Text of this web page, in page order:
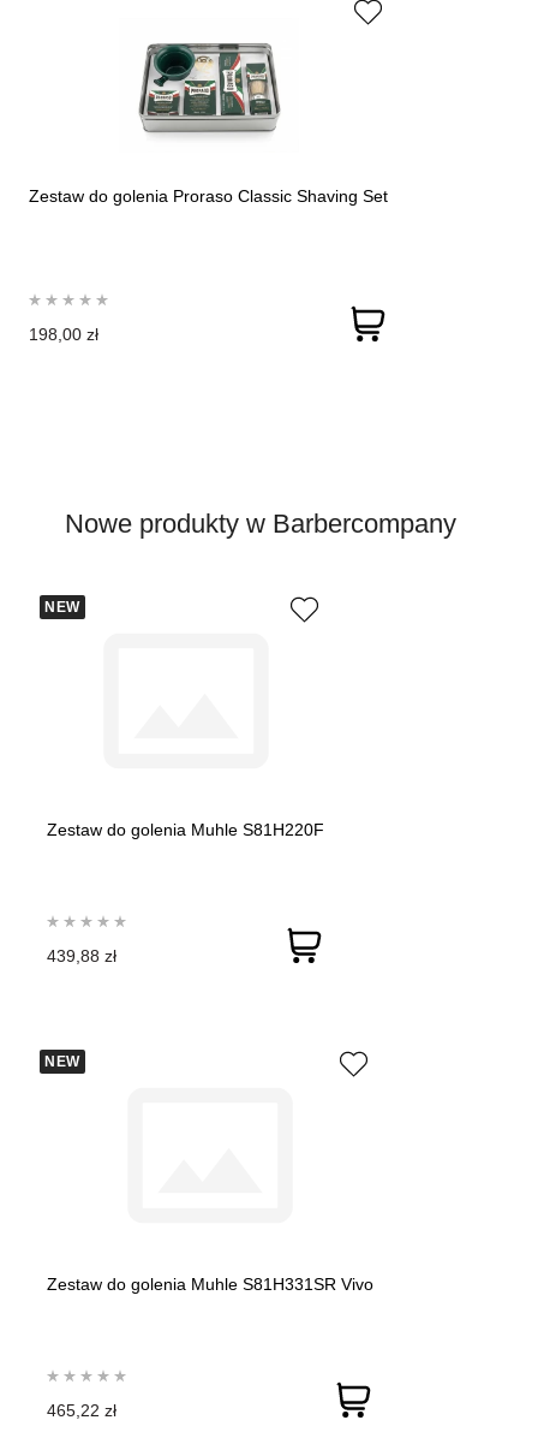
Zestaw do golenia Proraso Classic Shaving Set
198,00 zł
Nowe produkty w Barbercompany
NEW
Zestaw do golenia Muhle S81H220F
439,88 zł
NEW
Zestaw do golenia Muhle S81H331SR Vivo
465,22 zł